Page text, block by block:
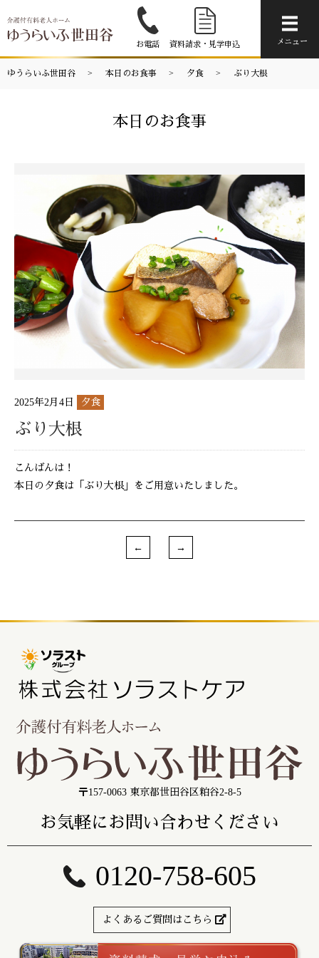
お電話 資料請求・見学申込 メニュー
ゆうらいふ世田谷 本日のお食事 夕食 ぶり大根
本日のお食事
2025年2月4日 夕食
ぶり大根
こんばんは！
本日の夕食は「ぶり大根」をご用意いたしました。
〒157-0063 東京都世田谷区粕谷2-8-5
お気軽にお問い合わせください
0120-758-605
よくあるご質問はこちら